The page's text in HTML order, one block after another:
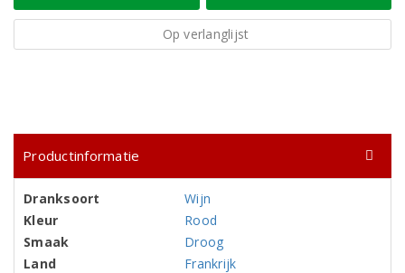
Op verlanglijst
Productinformatie
Dranksoort
Wijn
Kleur
Rood
Smaak
Droog
Land
Frankrijk